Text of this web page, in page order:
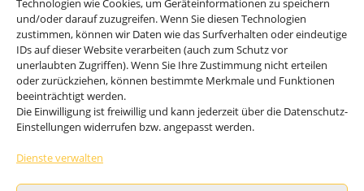
Technologien wie Cookies, um Geräteinformationen zu speichern
und/oder darauf zuzugreifen. Wenn Sie diesen Technologien
zustimmen, können wir Daten wie das Surfverhalten oder eindeutige
IDs auf dieser Website verarbeiten (auch zum Schutz vor
unerlaubten Zugriffen). Wenn Sie Ihre Zustimmung nicht erteilen
oder zurückziehen, können bestimmte Merkmale und Funktionen
beeinträchtigt werden.
Die Einwilligung ist freiwillig und kann jederzeit über die Datenschutz-
Einstellungen widerrufen bzw. angepasst werden.
Dienste verwalten
Erdwärmeanlage
res-Energiesysteme für Gebäude und Schwimmbäder
res-solSupport bivalent plus WP
res-solAutark terra / ice
res-solAutark air Luft-WP